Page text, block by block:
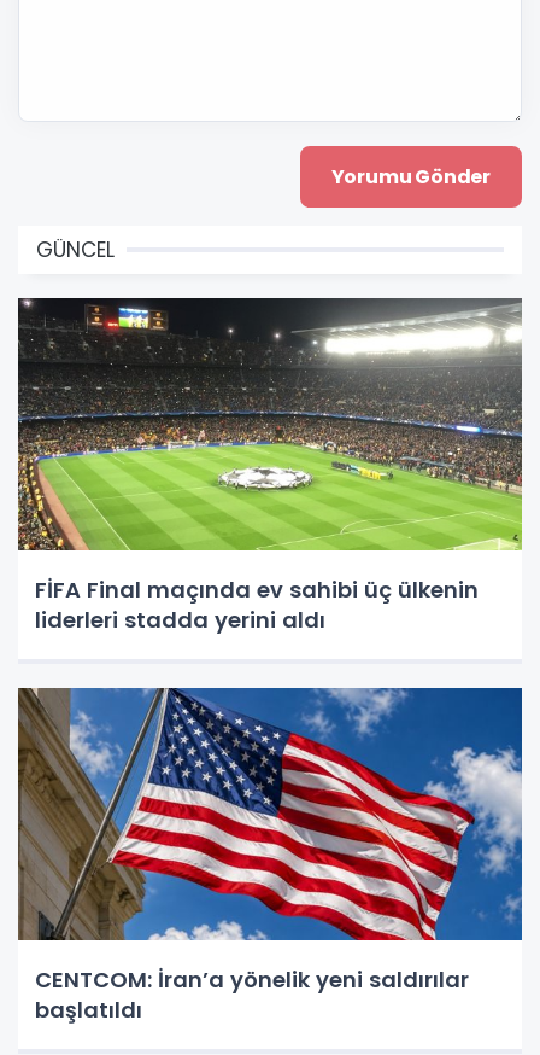
GÜNCEL
FİFA Final maçında ev sahibi üç ülkenin
liderleri stadda yerini aldı
CENTCOM: İran’a yönelik yeni saldırılar
başlatıldı